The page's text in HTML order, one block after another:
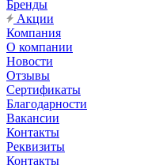
Бренды
Акции
Компания
О компании
Новости
Отзывы
Сертификаты
Благодарности
Вакансии
Контакты
Реквизиты
Контакты